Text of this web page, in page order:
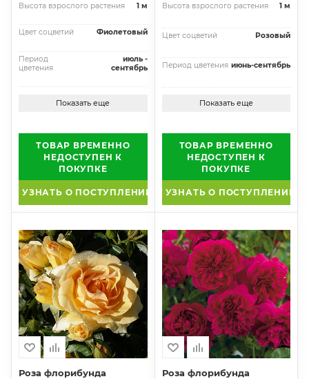
Высота взрослого растения 1 м
Цвет соцветий Фиолетовый
Период
цветения
июль -
сентябрь
Показать еще
ТОВАР ВРЕМЕННО
НЕДОСТУПЕН К
ПОКУПКЕ
УЗНАТЬ О ПОСТУПЛЕНИИ
Высота взрослого растения 1 м
Цвет соцветий Розовый
Период цветения июнь-сентябрь
Показать еще
ТОВАР ВРЕМЕННО
НЕДОСТУПЕН К
ПОКУПКЕ
УЗНАТЬ О ПОСТУПЛЕНИИ
Роза флорибунда
Роза флорибунда